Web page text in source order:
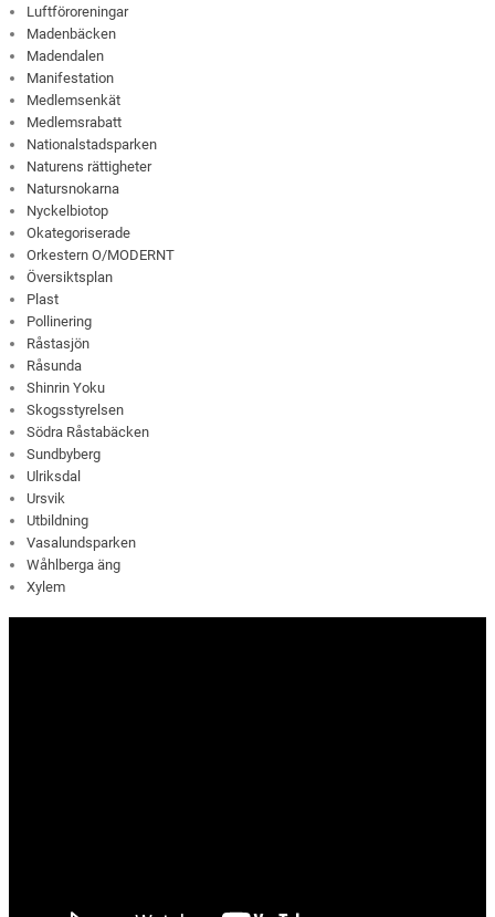
Luftföroreningar
Madenbäcken
Madendalen
Manifestation
Medlemsenkät
Medlemsrabatt
Nationalstadsparken
Naturens rättigheter
Natursnokarna
Nyckelbiotop
Okategoriserade
Orkestern O/MODERNT
Översiktsplan
Plast
Pollinering
Råstasjön
Råsunda
Shinrin Yoku
Skogsstyrelsen
Södra Råstabäcken
Sundbyberg
Ulriksdal
Ursvik
Utbildning
Vasalundsparken
Wåhlberga äng
Xylem